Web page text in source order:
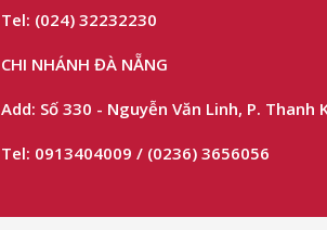
Tel: (024) 32232230
CHI NHÁNH ĐÀ NẴNG
Add: Số 330 - Nguyễn Văn Linh, P. Thanh
Tel: 0913404009 / (0236) 3656056